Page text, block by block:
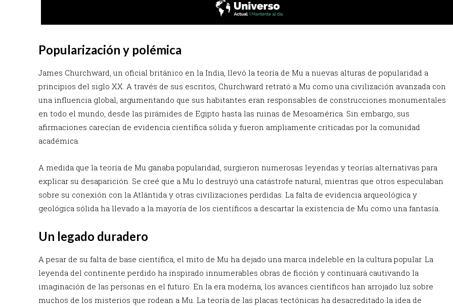
Popularización y polémica
James Churchward, un oficial británico en la India, llevó la teoría de Mu a nuevas alturas de popularidad a
principios del siglo XX. A través de sus escritos, Churchward retrató a Mu como una civilización avanzada con
una influencia global, argumentando que sus habitantes eran responsables de construcciones monumentales
en todo el mundo, desde las pirámides de Egipto hasta las ruinas de Mesoamérica. Sin embargo, sus
afirmaciones carecían de evidencia científica sólida y fueron ampliamente criticadas por la comunidad
académica.
A medida que la teoría de Mu ganaba popularidad, surgieron numerosas leyendas y teorías alternativas para
explicar su desaparición. Se creé que a Mu lo destruyó una catástrofe natural, mientras que otros especulaban
sobre su conexión con la Atlántida y otras civilizaciones perdidas. La falta de evidencia arqueológica y
geológica sólida ha llevado a la mayoría de los científicos a descartar la existencia de Mu como una fantasía.
Un legado duradero
A pesar de su falta de base científica, el mito de Mu ha dejado una marca indeleble en la cultura popular. La
leyenda del continente perdido ha inspirado innumerables obras de ficción y continuará cautivando la
imaginación de las personas en el futuro. En la era moderna, los avances científicos han arrojado luz sobre
muchos de los misterios que rodean a Mu. La teoría de las placas tectónicas ha desacreditado la idea de